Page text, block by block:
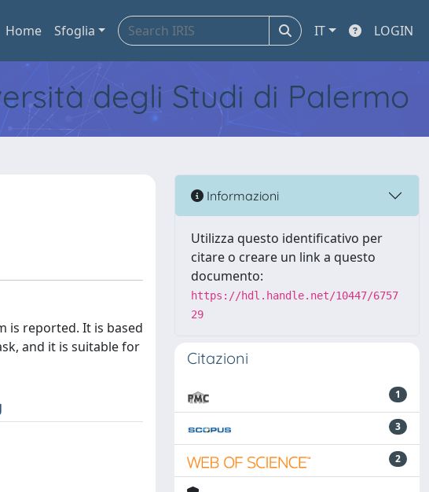
Home Sfoglia IT LOGIN
degli Studi di Palermo
is reported. It is based
and it is suitable for
Informazioni
Utilizza questo identificativo per
citare o creare un link a questo
documento:
https://hdl.handle.net/10447/6757
29
Citazioni
1
3
2